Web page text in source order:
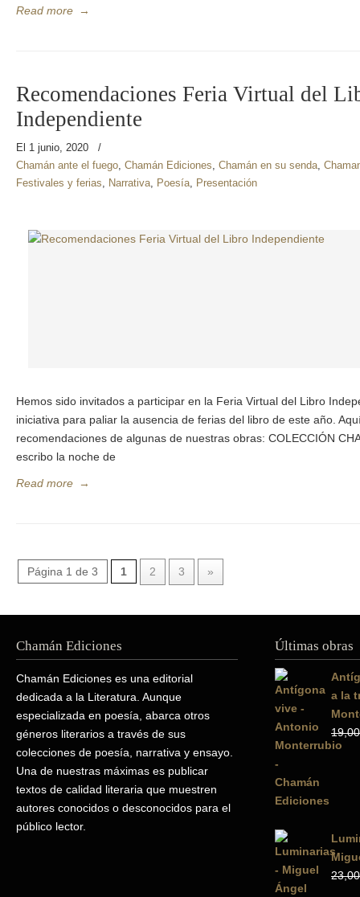
Read more →
Recomendaciones Feria Virtual del
Independiente
El 1 junio, 2020
/
Chamán ante el fuego, Chamán Ediciones, Chamán en su senda,
Festivales y ferias, Narrativa, Poesía, Presentación
Hemos sido invitados a participar en la Feria Virtual del Libro
iniciativa para paliar la ausencia de ferias del libro de este año.
recomendaciones de algunas de nuestras obras: COLECCIÓN
escribo la noche de
Read more →
Página 1 de 3 1 2 3 »
Chamán Ediciones
Chamán Ediciones es una editorial
dedicada a la Literatura. Aunque
especializada en poesía, abarca otros
géneros literarios a través de sus
colecciones de poesía, narrativa y ensayo.
Una de nuestras máximas es publicar
textos de calidad literaria que muestren
autores conocidos o desconocidos para el
público lector.
Últimas obras
a la
19,00
23,00